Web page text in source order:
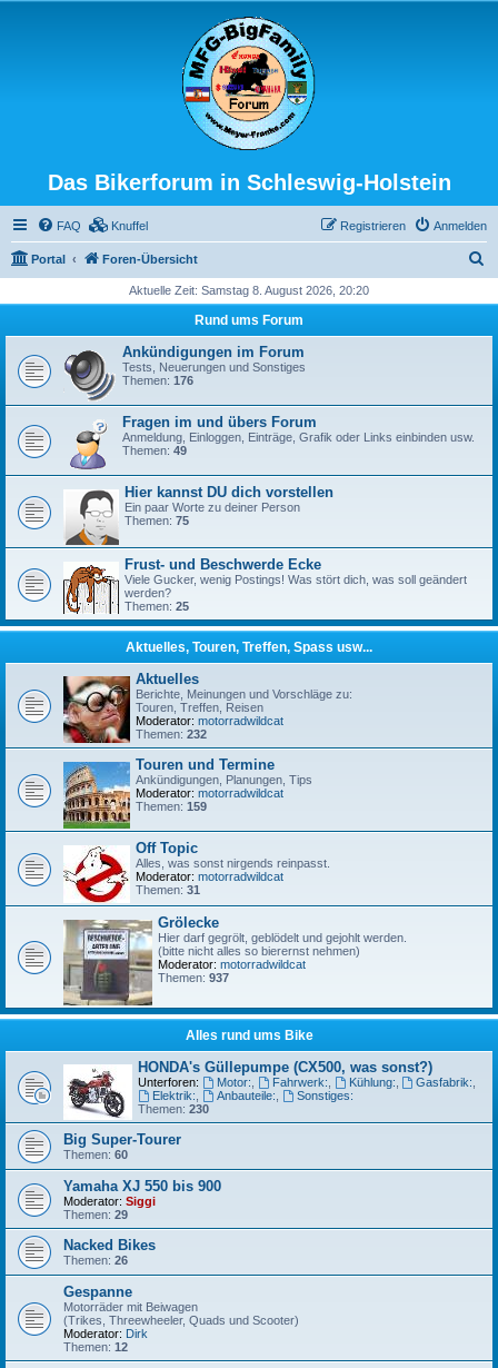
Das Bikerforum in Schleswig-Holstein
FAQ Knuffel Anmelden
Registrieren
Portal Foren-Übersicht
h
Aktuelle Zeit: Samstag 8. August 2026, 20:20
Rund ums Forum
Ankündigungen im Forum
Tests, Neuerungen und Sonstiges
Themen: 176
Fragen im und übers Forum
Anmeldung, Einloggen, Einträge, Grafik oder Links einbinden usw.
Themen: 49
Hier kannst DU dich vorstellen
Ein paar Worte zu deiner Person
Themen: 75
Frust- und Beschwerde Ecke
Viele Gucker, wenig Postings! Was stört dich, was soll geändert
werden?
Themen: 25
Aktuelles, Touren, Treffen, Spass usw...
Aktuelles
Berichte, Meinungen und Vorschläge zu:
Touren, Treffen, Reisen
Moderator: motorradwildcat
Themen: 232
Touren und Termine
Ankündigungen, Planungen, Tips
Moderator: motorradwildcat
Themen: 159
Off Topic
Alles, was sonst nirgends reinpasst.
Moderator: motorradwildcat
Themen: 31
Grölecke
Hier darf gegrölt, geblödelt und gejohlt werden.
(bitte nicht alles so bierernst nehmen)
Moderator: motorradwildcat
Themen: 937
Alles rund ums Bike
HONDA's Güllepumpe (CX500, was sonst?)
Unterforen: Motor: Fahrwerk: Kühlung: Gasfabrik:
Elektrik:
Anbauteile:
Sonstiges:
Themen: 230
Big Super-Tourer
Themen: 60
Yamaha XJ 550 bis 900
Moderator: Siggi
Themen: 29
Nacked Bikes
Themen: 26
Gespanne
Motorräder mit Beiwagen
(Trikes, Threewheeler, Quads und Scooter)
Moderator: Dirk
Themen: 12